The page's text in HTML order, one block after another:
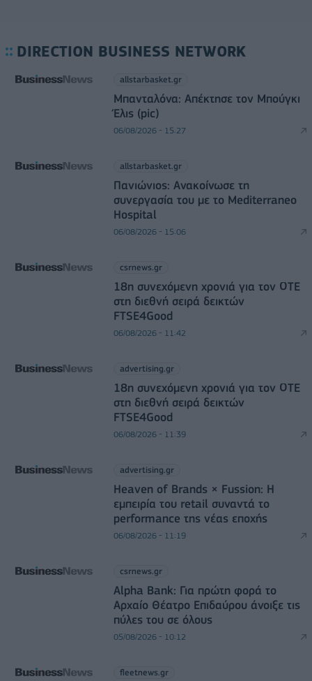
DIRECTION BUSINESS NETWORK
allstarbasket.gr
Μπανταλόνα: Απέκτησε τον Μπούγκι
Έλις (pic)
06/08/2026 - 15:27
allstarbasket.gr
Πανιώνιος: Ανακοίνωσε τη
συνεργασία του με το Mediterraneo
Hospital
06/08/2026 - 15:06
csrnews.gr
18η συνεχόμενη χρονιά για τον ΟΤΕ
στη διεθνή σειρά δεικτών
FTSE4Good
06/08/2026 - 11:42
advertising.gr
18η συνεχόμενη χρονιά για τον ΟΤΕ
στη διεθνή σειρά δεικτών
FTSE4Good
06/08/2026 - 11:39
advertising.gr
Heaven of Brands × Fussion: Η
εμπειρία του retail συναντά το
performance της νέας εποχής
06/08/2026 - 11:19
csrnews.gr
Alpha Bank: Για πρώτη φορά το
Αρχαίο Θέατρο Επιδαύρου άνοιξε τις
πύλες του σε όλους
05/08/2026 - 10:12
fleetnews.gr